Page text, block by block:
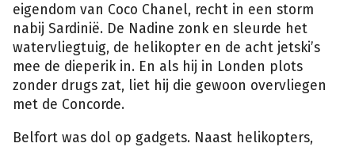
eigendom van Coco Chanel, recht in een storm
nabij Sardinië. De Nadine zonk en sleurde het
watervliegtuig, de helikopter en de acht jetski’s
mee de dieperik in. En als hij in Londen plots
zonder drugs zat, liet hij die gewoon overvliegen
met de Concorde.
Belfort was dol op gadgets. Naast helikopters,